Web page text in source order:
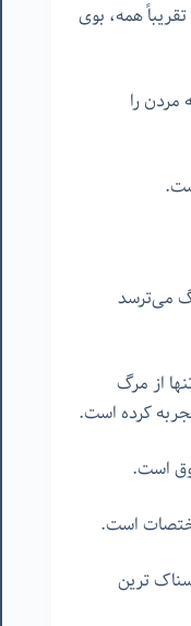
همه، بوی
مردن را
می‌ترسد
از مرگ
کرده است.
است.
است.
ترین